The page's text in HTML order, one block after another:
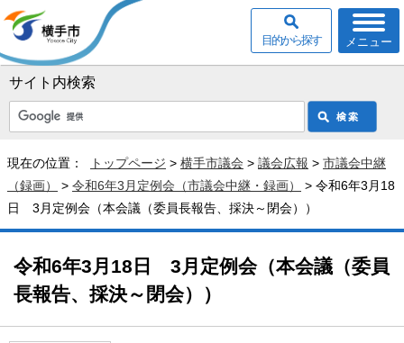
サイト内検索
メニュー
目的から探す
現在の位置： トップページ > 横手市議会 > 議会広報 > 市議会中継
（録画）
> 令和6年3月定例会（市議会中継・録画）
> 令和6年3月18
日 3月定例会（本会議（委員長報告、採決～閉会））
令和6年3月18日 3月定例会（本会議（委員
長報告、採決～閉会））